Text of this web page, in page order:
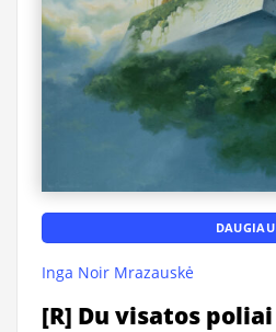
DAUGIAU
Inga Noir Mrazauskė
[R] Du visatos poliai